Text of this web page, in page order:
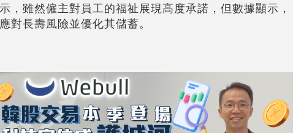
，雖然僱主對員工的福祉展現高度承諾，但數據顯示，
對長壽風險並優化其儲蓄。